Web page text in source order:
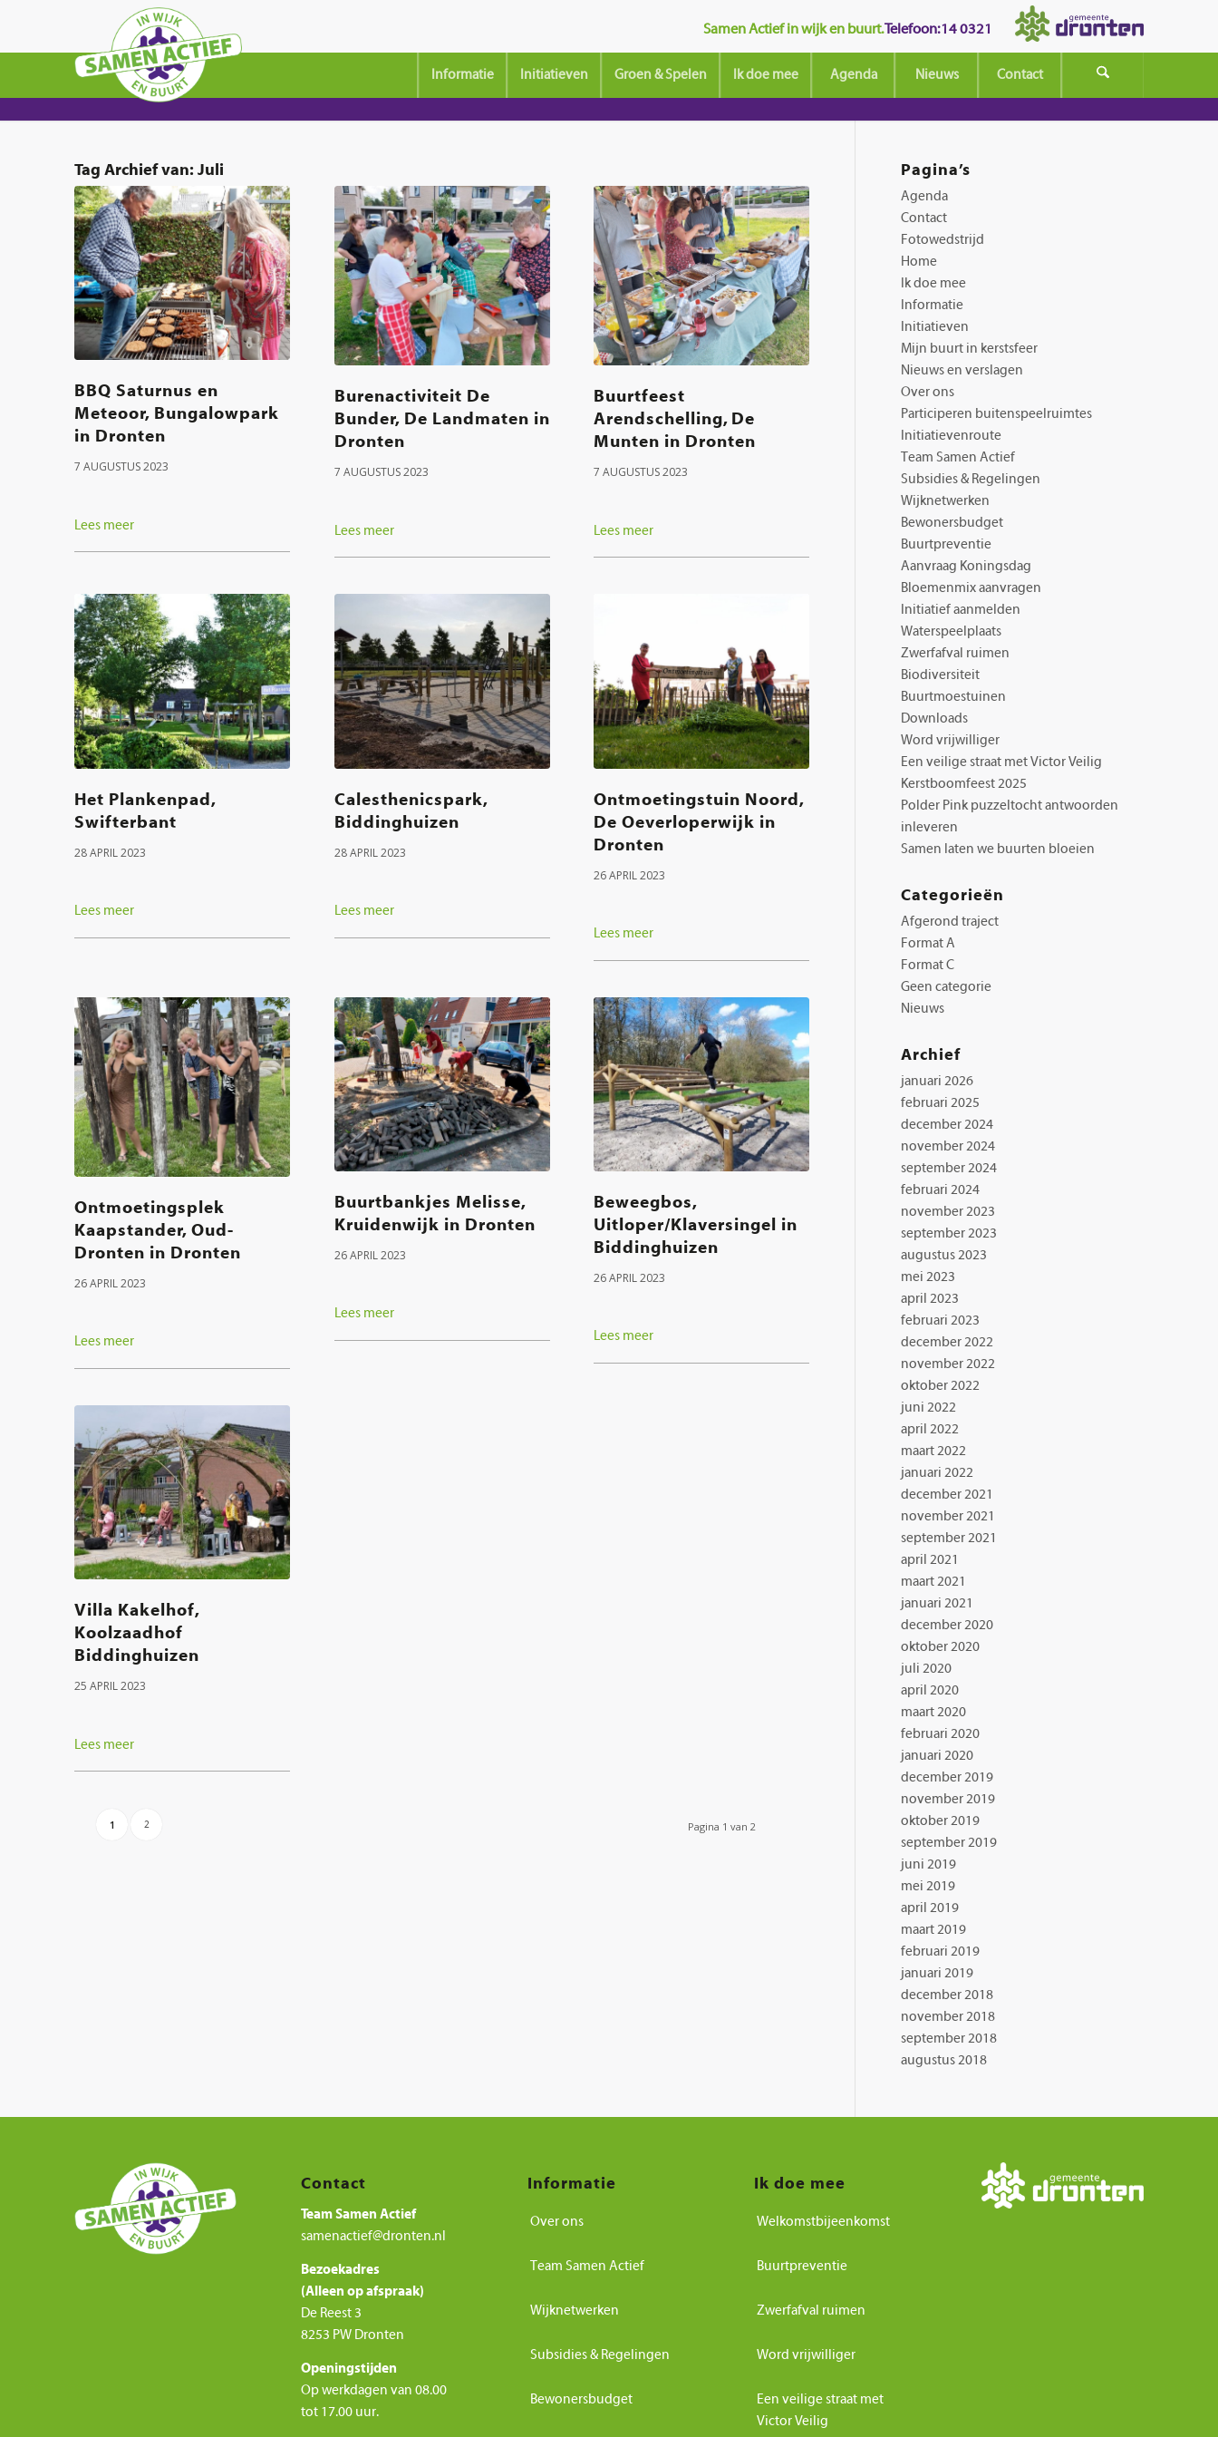
Samen Actief in wijk en buurt.Telefoon: 14 0321
Informatie Initiatieven Groen & Spelen Ik doe mee Agenda Nieuws Contact
Tag Archief van:Juli
BBQ Saturnus en
Meteoor, Bungalowpark
in Dronten
7 AUGUSTUS 2023
Lees meer
Burenactiviteit De
Bunder, De Landmaten in
Dronten
7 AUGUSTUS 2023
Lees meer
Buurtfeest
Arendschelling, De
Munten in Dronten
7 AUGUSTUS 2023
Lees meer
Het Plankenpad,
Swifterbant
28 APRIL 2023
Lees meer
Calesthenicspark,
Biddinghuizen
28 APRIL 2023
Lees meer
Ontmoetingstuin Noord,
De Oeverloperwijk in
Dronten
26 APRIL 2023
Lees meer
Ontmoetingsplek
Kaapstander, Oud-
Dronten in Dronten
26 APRIL 2023
Lees meer
Buurtbankjes Melisse,
Kruidenwijk in Dronten
26 APRIL 2023
Lees meer
Beweegbos,
Uitloper/Klaversingel in
Biddinghuizen
26 APRIL 2023
Lees meer
Villa Kakelhof,
Koolzaadhof
Biddinghuizen
25 APRIL 2023
Lees meer
Pagina 1 van 2
1 2
Pagina’s
Agenda
Contact
Fotowedstrijd
Home
Ik doe mee
Informatie
Initiatieven
Mijn buurt in kerstsfeer
Nieuws en verslagen
Over ons
Participeren buitenspeelruimtes
Initiatievenroute
Team Samen Actief
Subsidies & Regelingen
Wijknetwerken
Bewonersbudget
Buurtpreventie
Aanvraag Koningsdag
Bloemenmix aanvragen
Initiatief aanmelden
Waterspeelplaats
Zwerfafval ruimen
Biodiversiteit
Buurtmoestuinen
Downloads
Word vrijwilliger
Een veilige straat met Victor Veilig
Kerstboomfeest 2025
Polder Pink puzzeltocht antwoorden
inleveren
Samen laten we buurten bloeien
Categorieën
Afgerond traject
Format A
Format C
Geen categorie
Nieuws
Archief
januari 2026
februari 2025
december 2024
november 2024
september 2024
februari 2024
november 2023
september 2023
augustus 2023
mei 2023
april 2023
februari 2023
december 2022
november 2022
oktober 2022
juni 2022
april 2022
maart 2022
januari 2022
december 2021
november 2021
september 2021
april 2021
maart 2021
januari 2021
december 2020
oktober 2020
juli 2020
april 2020
maart 2020
februari 2020
januari 2020
december 2019
november 2019
oktober 2019
september 2019
juni 2019
mei 2019
april 2019
maart 2019
februari 2019
januari 2019
december 2018
november 2018
september 2018
augustus 2018
Contact
Team Samen Actief
samenactief@dronten.nl
Bezoekadres
(Alleen op afspraak)
De Reest 3
8253 PW Dronten
Openingstijden
Op werkdagen van 08.00
tot 17.00 uur.
Informatie
Over ons
Team Samen Actief
Wijknetwerken
Subsidies & Regelingen
Bewonersbudget
Ik doe mee
Welkomstbijeenkomst
Buurtpreventie
Zwerfafval ruimen
Word vrijwilliger
Een veilige straat met
Victor Veilig